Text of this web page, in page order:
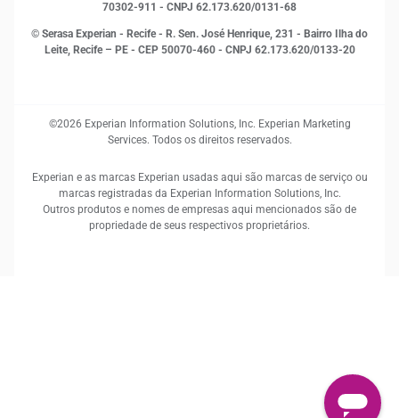
70302-911 - CNPJ 62.173.620/0131-68
© Serasa Experian - Recife - R. Sen. José Henrique, 231 - Bairro Ilha do
Leite, Recife – PE - CEP 50070-460 - CNPJ 62.173.620/0133-20
©2026 Experian Information Solutions, Inc. Experian Marketing
Services. Todos os direitos reservados.
Experian e as marcas Experian usadas aqui são marcas de serviço ou
marcas registradas da Experian Information Solutions, Inc.
Outros produtos e nomes de empresas aqui mencionados são de
propriedade de seus respectivos proprietários.